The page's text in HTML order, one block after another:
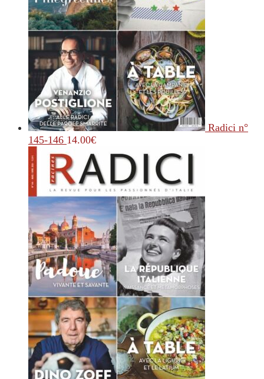
Radici n°
145-146 14.00€